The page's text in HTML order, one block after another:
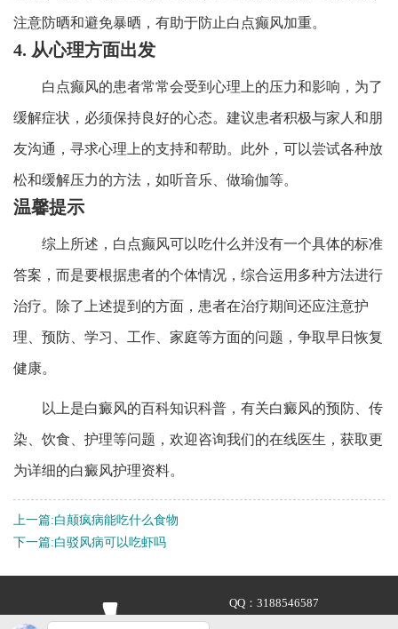
注意防晒和避免暴晒，有助于防止白点癫风加重。
4. 从心理方面出发
白点癫风的患者常常会受到心理上的压力和影响，为了
缓解症状，必须保持良好的心态。建议患者积极与家人和朋
友沟通，寻求心理上的支持和帮助。此外，可以尝试各种放
松和缓解压力的方法，如听音乐、做瑜伽等。
温馨提示
综上所述，白点癫风可以吃什么并没有一个具体的标准
答案，而是要根据患者的个体情况，综合运用多种方法进行
治疗。除了上述提到的方面，患者在治疗期间还应注意护
理、预防、学习、工作、家庭等方面的问题，争取早日恢复
健康。
以上是白癜风的百科知识科普，有关白癜风的预防、传
染、饮食、护理等问题，欢迎咨询我们的在线医生，获取更
为详细的白癜风护理资料。
上一篇:白颠疯病能吃什么食物
下一篇:白驳风病可以吃虾吗
QQ：3188546587